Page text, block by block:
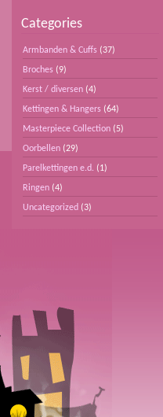
Categories
Armbanden & Cuffs (37)
Broches (9)
Kerst / diversen (4)
Kettingen & Hangers (64)
Masterpiece Collection (5)
Oorbellen (29)
Parelkettingen e.d. (1)
Ringen (4)
Uncategorized (3)